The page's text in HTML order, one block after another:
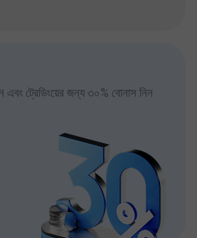
ট্রেডিংয়ের জন্য ৩০% বোনাস নিন